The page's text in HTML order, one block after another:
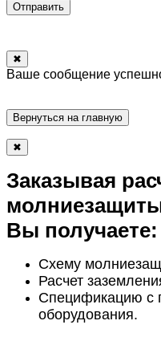
Отправить
✖
Ваше сообщение
Вернуться на главную
✖
Заказывая
Вы получаете:
Схему
Расчет
Спецификацию с
оборудования.